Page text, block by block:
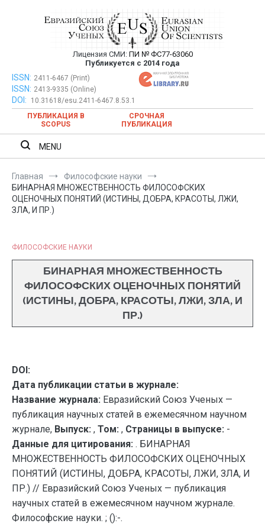
Евразийский Союз Ученых —
публикация научных статей в
ежемесячном научном журнале
Лицензия СМИ: ПИ № ФС77-63060
Публикуется с 2014 года
Евразийский Союз Ученых — публикация научных статей в
ежемесячном научном журнале
ISSN: 2411-6467 (Print)
ISSN: 2413-9335 (Online)
DOI:
10.31618/esu.2411-6467.8.53.1
ПУБЛИКАЦИЯ В
SCOPUS
СРОЧНАЯ
ПУБЛИКАЦИЯ
MENU
Главная
Философские науки
БИНАРНАЯ МНОЖЕСТВЕННОСТЬ ФИЛОСОФСКИХ
ОЦЕНОЧНЫХ ПОНЯТИЙ (ИСТИНЫ, ДОБРА, КРАСОТЫ, ЛЖИ,
ЗЛА, И ПР.)
ФИЛОСОФСКИЕ НАУКИ
БИНАРНАЯ МНОЖЕСТВЕННОСТЬ
ФИЛОСОФСКИХ ОЦЕНОЧНЫХ ПОНЯТИЙ
(ИСТИНЫ, ДОБРА, КРАСОТЫ, ЛЖИ, ЗЛА, И
ПР.)
DOI:
Дата публикации статьи в журнале:
Название журнала: Евразийский Союз Ученых —
публикация научных статей в ежемесячном научном
журнале, Выпуск: , Том: , Страницы в выпуске: -
Данные для цитирования: . БИНАРНАЯ
МНОЖЕСТВЕННОСТЬ ФИЛОСОФСКИХ ОЦЕНОЧНЫХ
ПОНЯТИЙ (ИСТИНЫ, ДОБРА, КРАСОТЫ, ЛЖИ, ЗЛА, И
ПР.) // Евразийский Союз Ученых — публикация
научных статей в ежемесячном научном журнале.
Философские науки. ; ():-.